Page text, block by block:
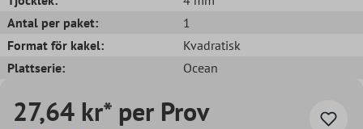
Antal per paket:
1
Format för kakel:
Kvadratisk
Plattserie:
Ocean
27,64 kr* per Prov